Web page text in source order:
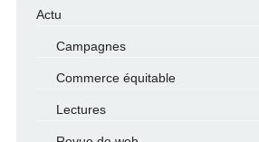
Actu
Campagnes
Commerce équitable
Lectures